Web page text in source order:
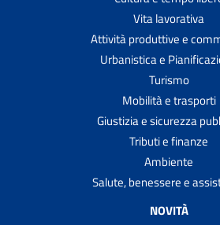
Vita lavorativa
Attività produttive e
Urbanistica e
Turismo
Mobilità e trasporti
Giustizia e sicurezza
Tributi e finanze
Ambiente
Salute, benessere e
NOVITÀ